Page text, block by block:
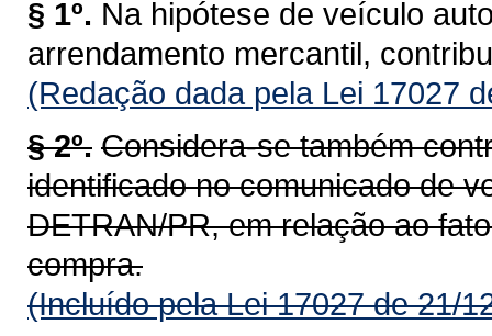
§ 1º. Na hipótese de veículo
arrendamento mercantil,
(Redação dada pela Lei 17027
§ 2º. Considera-se também
identificado no comunicado de
DETRAN/PR, em relação ao
compra.
(Incluído pela Lei 17027 de 21/